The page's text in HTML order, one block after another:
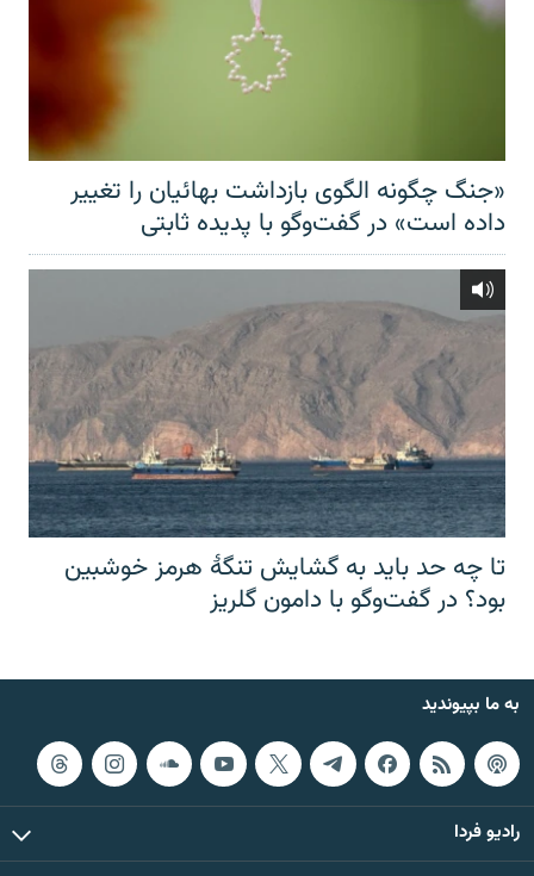
«جنگ چگونه الگوی بازداشت بهائیان را تغییر
داده است» در گفت‌وگو با پدیده ثابتی
تا چه حد باید به گشایش تنگهٔ هرمز خوشبین
بود؟ در گفت‌وگو با دامون گلریز
به ما بپیوندید
رادیو فردا